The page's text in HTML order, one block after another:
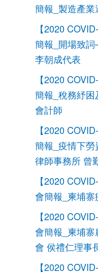
簡報_製造產
【2020
簡報_開場致
李朝成代表
【2020
簡報_稅務紓
會計師
【2020
簡報_疫情下
律師事務所 曾
【2020
會簡報_柬埔
【2020
會簡報_柬埔
會 侯禮仁理事
【2020